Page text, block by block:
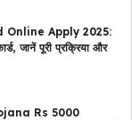
Apply 2025:
जानें पूरी प्रक्रिया और
Rs 5000